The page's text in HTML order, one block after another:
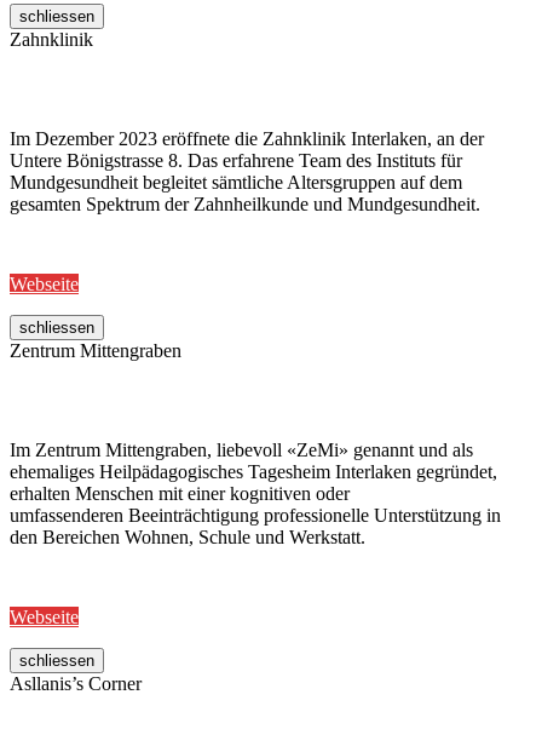
schliessen
Zahnklinik
Im Dezember 2023 eröffnete die Zahnklinik Interlaken, an der
Untere Bönigstrasse 8. Das erfahrene Team des Instituts für
Mundgesundheit begleitet sämtliche Altersgruppen auf dem
gesamten Spektrum der Zahnheilkunde und Mundgesundheit.
Webseite
schliessen
Zentrum Mittengraben
Im Zentrum Mittengraben, liebevoll «ZeMi» genannt und als
ehemaliges Heilpädagogisches Tagesheim Interlaken gegründet,
erhalten Menschen mit einer kognitiven oder
umfassenderen Beeinträchtigung professionelle Unterstützung in
den Bereichen Wohnen, Schule und Werkstatt.
Webseite
schliessen
Asllanis’s Corner